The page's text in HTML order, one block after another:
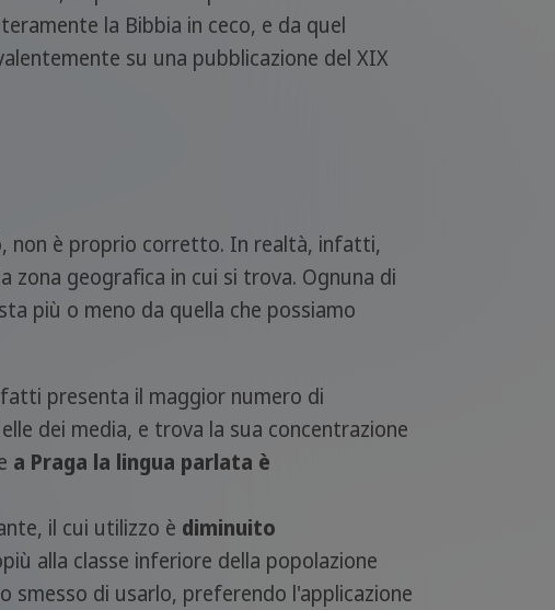
la Bibbia in ceco, e da quel
su una pubblicazione del XIX
non è proprio corretto. In realtà, infatti,
zona geografica in cui si trova. Ognuna di
più o meno da quella che possiamo
presenta il maggior numero di
dei media, e trova la sua concentrazione
a Praga la lingua parlata è
il cui utilizzo è diminuito
alla classe inferiore della popolazione
smesso di usarlo, preferendo l'applicazione